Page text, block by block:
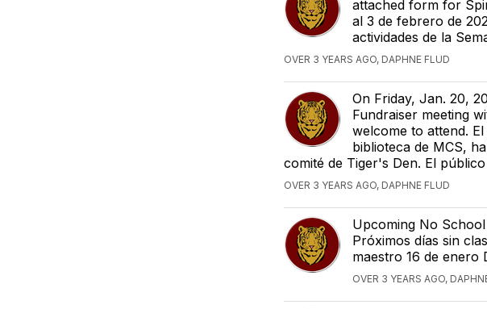
attached form for
al 3 de febrero de
actividades de la
OVER 3 YEARS AGO, DAPHNE FLUD
On Friday, Jan. 20,
Fundraiser meeting
welcome to attend.
biblioteca de MCS,
comité de Tiger's Den. El
OVER 3 YEARS AGO, DAPHNE FLUD
Upcoming No
Próximos días sin
maestro 16 de enero
OVER 3 YEARS AGO,